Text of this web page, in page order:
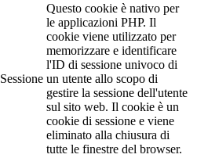
Sessione
Questo cookie è nativo per
le applicazioni PHP. Il
cookie viene utilizzato per
memorizzare e identificare
l'ID di sessione univoco di
un utente allo scopo di
gestire la sessione dell'utente
sul sito web. Il cookie è un
cookie di sessione e viene
eliminato alla chiusura di
tutte le finestre del browser.